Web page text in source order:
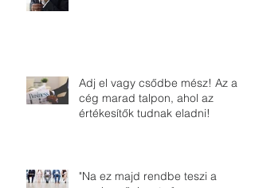
Adj el vagy csődbe mész! Az a
cég marad talpon, ahol az
értékesítők tudnak eladni!
"Na ez majd rendbe teszi a